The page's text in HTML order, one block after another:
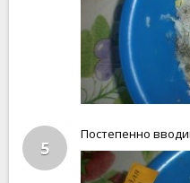
5
Постепенно